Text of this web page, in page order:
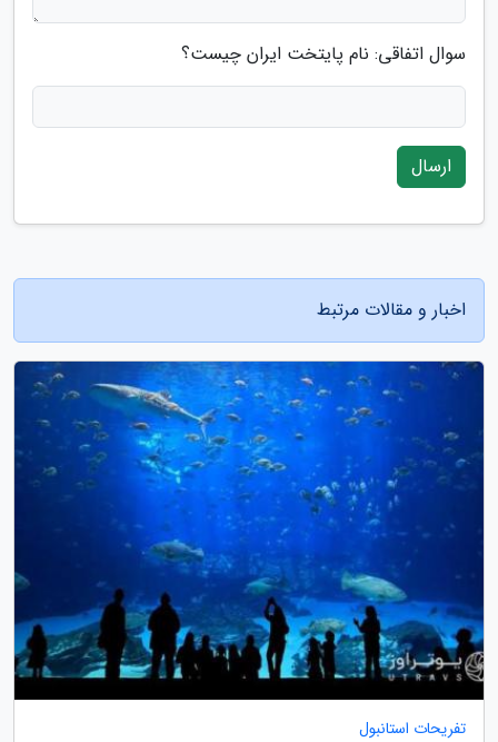
سوال اتفاقی: نام پایتخت ایران چیست؟
ارسال
اخبار و مقالات مرتبط
تفریحات استانبول